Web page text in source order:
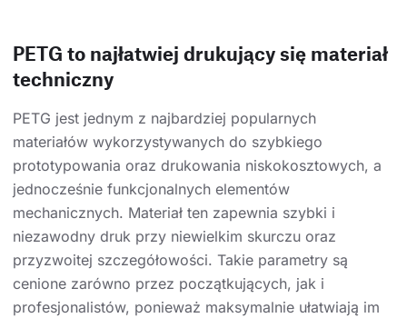
PETG to najłatwiej drukujący się materiał
techniczny
PETG jest jednym z najbardziej popularnych
materiałów wykorzystywanych do szybkiego
prototypowania oraz drukowania niskokosztowych, a
jednocześnie funkcjonalnych elementów
mechanicznych. Materiał ten zapewnia szybki i
niezawodny druk przy niewielkim skurczu oraz
przyzwoitej szczegółowości. Takie parametry są
cenione zarówno przez początkujących, jak i
profesjonalistów, ponieważ maksymalnie ułatwiają im